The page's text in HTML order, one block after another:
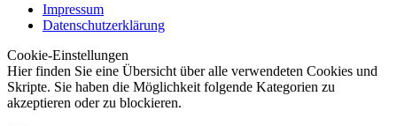
Impressum
Datenschutzerklärung
Cookie-Einstellungen
Hier finden Sie eine Übersicht über alle verwendeten Cookies und
Skripte. Sie haben die Möglichkeit folgende Kategorien zu
akzeptieren oder zu blockieren.